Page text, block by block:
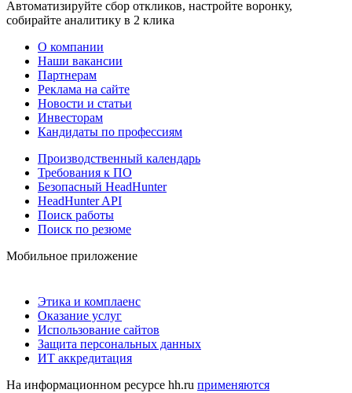
Автоматизируйте сбор откликов, настройте воронку,
собирайте аналитику в 2 клика
О компании
Наши вакансии
Партнерам
Реклама на сайте
Новости и статьи
Инвесторам
Кандидаты по профессиям
Производственный календарь
Требования к ПО
Безопасный HeadHunter
HeadHunter API
Поиск работы
Поиск по резюме
Мобильное приложение
Этика и комплаенс
Оказание услуг
Использование сайтов
Защита персональных данных
ИТ аккредитация
На информационном ресурсе hh.ru применяются